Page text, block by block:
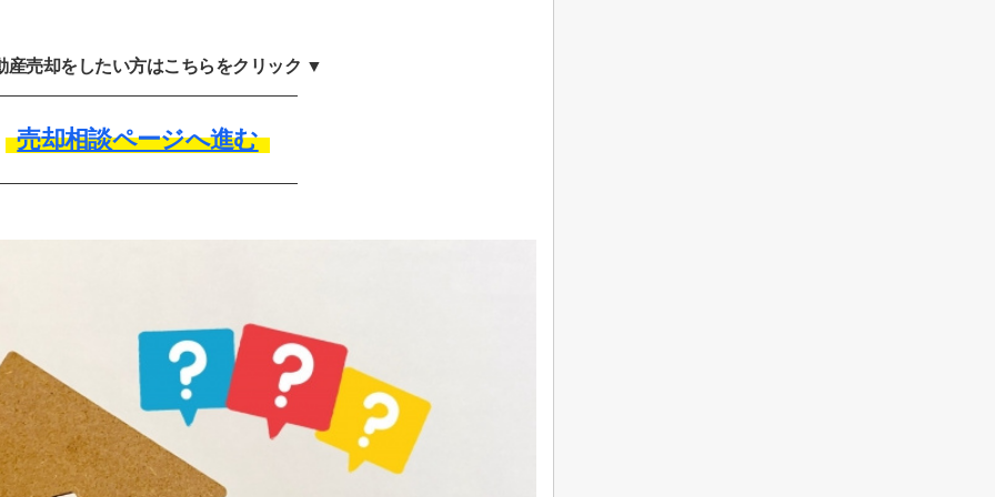
売却をしたい方はこちらをクリック ▼
売却相談ページへ進む